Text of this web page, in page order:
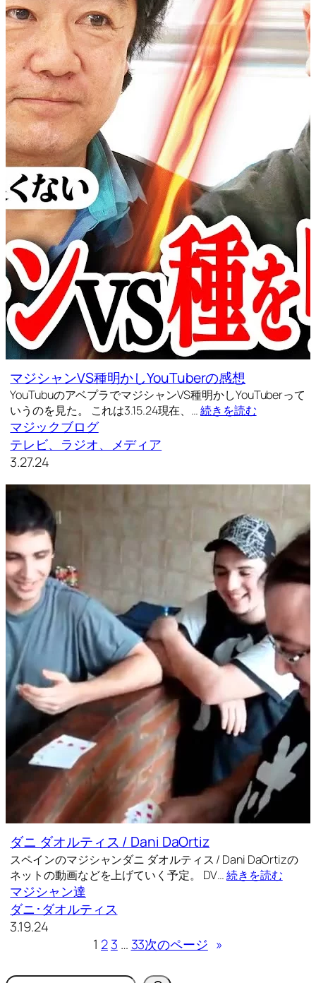
マジシャンVS種明かしYouTuberの感想
YouTubuのアベプラでマジシャンVS種明かしYouTuberって
いうのを見た。 これは3.15.24現在、…続きを読む
マジックブログ
テレビ、ラジオ、メディア
3.27.24
ダニ ダオルティス / Dani DaOrtiz
スペインのマジシャンダニ ダオルティス / Dani DaOrtizの
ネットの動画などを上げていく予定。 DV…続きを読む
マジシャン達
ダニ･ダオルティス
3.19.24
1 23 … 33次のページ »